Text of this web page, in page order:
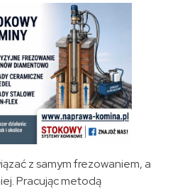
z samym frezowaniem, a
Pracując metodą